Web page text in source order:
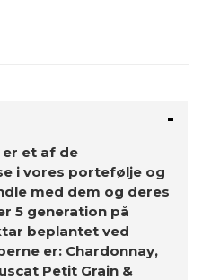
er et af de
i vores portefølje og
med dem og deres
5 generation på
beplantet ved
er: Chardonnay,
Petit Grain &